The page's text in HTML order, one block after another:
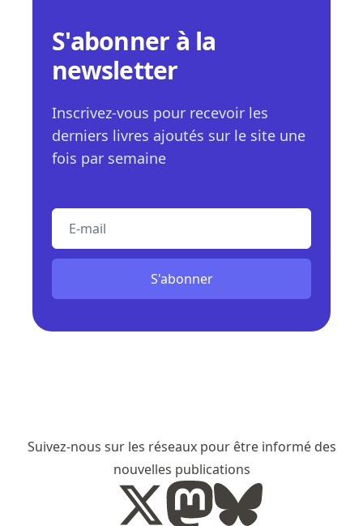
S'abonner à la
newsletter
Inscrivez-vous pour recevoir les
derniers livres ajoutés sur le site une
fois par semaine
S'abonner
Suivez-nous sur les réseaux pour être informé des
nouvelles publications